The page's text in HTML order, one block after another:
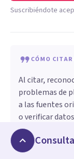
Suscribiéndote
CÓMO
Al citar,
problemas de
a las fuentes
o verificar
autores y de
Marc
Donald